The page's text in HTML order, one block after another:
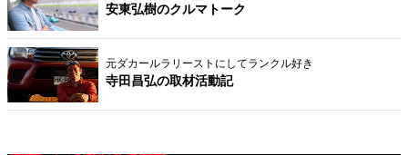
安東弘樹のクルマトーク
元ダカールラリーストにしてランクル好き
寺田昌弘の取材活動記